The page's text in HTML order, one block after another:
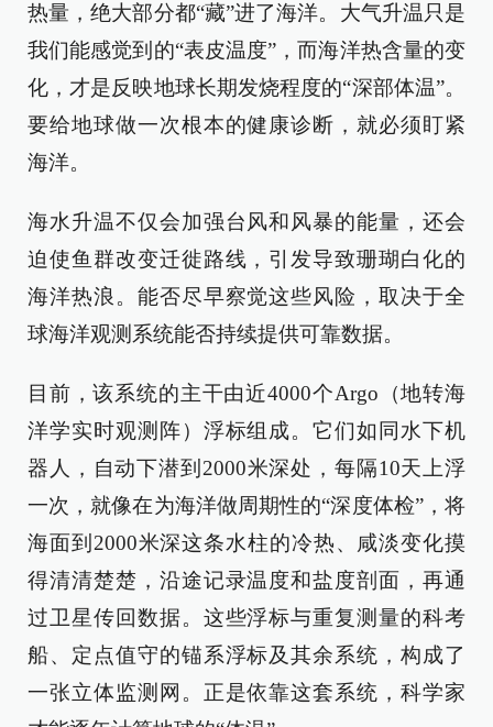
热量，绝大部分都“藏”进了海洋。大气升温只是
我们能感觉到的“表皮温度”，而海洋热含量的变
化，才是反映地球长期发烧程度的“深部体温”。
要给地球做一次根本的健康诊断，就必须盯紧
海洋。
海水升温不仅会加强台风和风暴的能量，还会
迫使鱼群改变迁徙路线，引发导致珊瑚白化的
海洋热浪。能否尽早察觉这些风险，取决于全
球海洋观测系统能否持续提供可靠数据。
目前，该系统的主干由近4000个Argo（地转海
洋学实时观测阵）浮标组成。它们如同水下机
器人，自动下潜到2000米深处，每隔10天上浮
一次，就像在为海洋做周期性的“深度体检”，将
海面到2000米深这条水柱的冷热、咸淡变化摸
得清清楚楚，沿途记录温度和盐度剖面，再通
过卫星传回数据。这些浮标与重复测量的科考
船、定点值守的锚系浮标及其余系统，构成了
一张立体监测网。正是依靠这套系统，科学家